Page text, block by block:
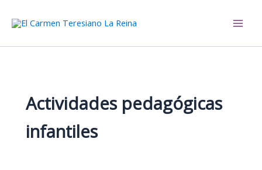
Actividades pedagógicas
infantiles